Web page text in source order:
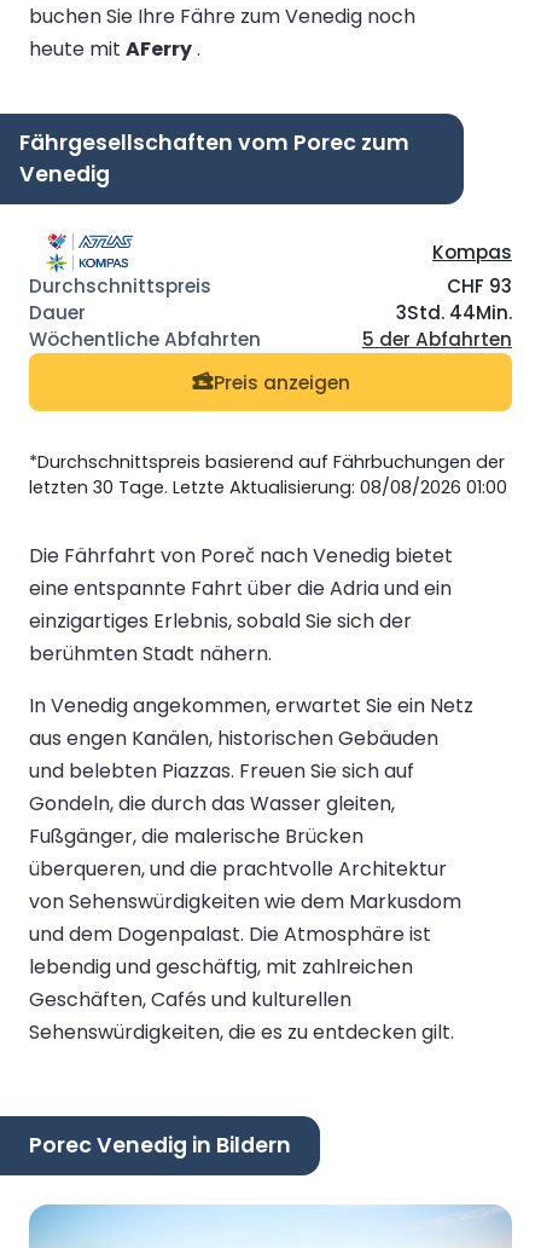
buchen Sie Ihre Fähre zum Venedig noch
heute mit AFerry.
Fährgesellschaften vom Porec zum
Venedig
Kompas
CHF 93
3Std. 44Min.
5 der Abfahrten
Preis anzeigen
*Durchschnittspreis basierend auf Fährbuchungen der
letzten 30 Tage. Letzte Aktualisierung: 08/08/2026 01:00
Die Fährfahrt von Poreč nach Venedig bietet
eine entspannte Fahrt über die Adria und ein
einzigartiges Erlebnis, sobald Sie sich der
berühmten Stadt nähern.
In Venedig angekommen, erwartet Sie ein Netz
aus engen Kanälen, historischen Gebäuden
und belebten Piazzas. Freuen Sie sich auf
Gondeln, die durch das Wasser gleiten,
Fußgänger, die malerische Brücken
überqueren, und die prachtvolle Architektur
von Sehenswürdigkeiten wie dem Markusdom
und dem Dogenpalast. Die Atmosphäre ist
lebendig und geschäftig, mit zahlreichen
Geschäften, Cafés und kulturellen
Sehenswürdigkeiten, die es zu entdecken gilt.
Porec Venedig in Bildern